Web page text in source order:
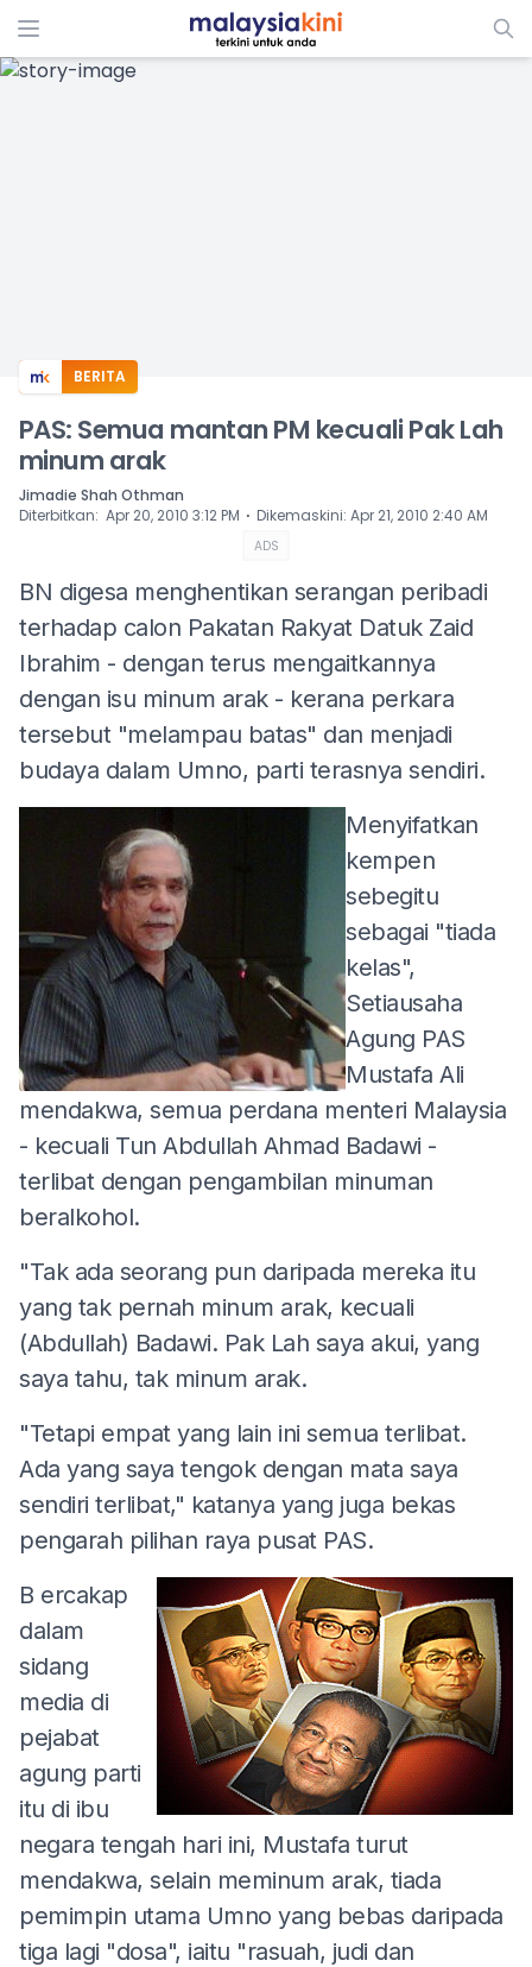
ADS
BERITA
PAS: Semua mantan PM kecuali Pak Lah
minum arak
Jimadie Shah Othman
Diterbitkan: Apr 20, 2010 3:12 PM ⋅ Dikemaskini: Apr 21, 2010 2:40 AM
ADS
BN digesa menghentikan serangan peribadi
terhadap calon Pakatan Rakyat Datuk Zaid
Ibrahim - dengan terus mengaitkannya
dengan isu minum arak - kerana perkara
tersebut "melampau batas" dan menjadi
budaya dalam Umno, parti terasnya sendiri.
Menyifatkan
kempen
sebegitu
sebagai "tiada
kelas",
Setiausaha
Agung PAS
Mustafa Ali
mendakwa, semua perdana menteri Malaysia
- kecuali Tun Abdullah Ahmad Badawi -
terlibat dengan pengambilan minuman
beralkohol.
"Tak ada seorang pun daripada mereka itu
yang tak pernah minum arak, kecuali
(Abdullah) Badawi. Pak Lah saya akui, yang
saya tahu, tak minum arak.
"Tetapi empat yang lain ini semua terlibat.
Ada yang saya tengok dengan mata saya
sendiri terlibat," katanya yang juga bekas
pengarah pilihan raya pusat PAS.
B ercakap
dalam
sidang
media di
pejabat
agung parti
itu di ibu
negara tengah hari ini, Mustafa turut
mendakwa, selain meminum arak, tiada
pemimpin utama Umno yang bebas daripada
tiga lagi "dosa", iaitu "rasuah, judi dan